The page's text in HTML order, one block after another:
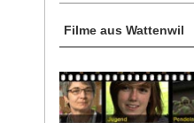
Filme aus Wattenwil